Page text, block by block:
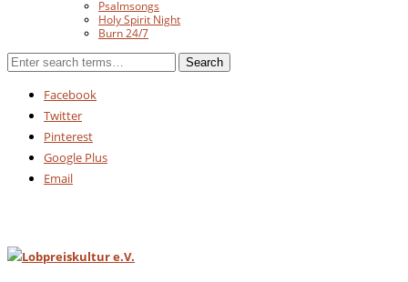
Psalmsongs
Holy Spirit Night
Burn 24/7
Facebook
Twitter
Pinterest
Google Plus
Email